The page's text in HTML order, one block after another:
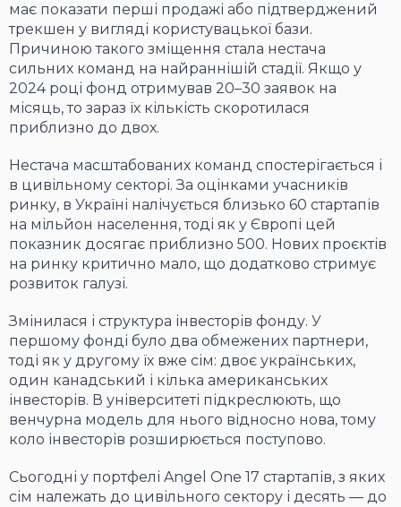
має показати перші продажі або підтверджений
трекшен у вигляді користувацької бази.
Причиною такого зміщення стала нестача
сильних команд на найраннішій стадії. Якщо у
2024 році фонд отримував 20–30 заявок на
місяць, то зараз їх кількість скоротилася
приблизно до двох.
Нестача масштабованих команд спостерігається і
в цивільному секторі. За оцінками учасників
ринку, в Україні налічується близько 60 стартапів
на мільйон населення, тоді як у Європі цей
показник досягає приблизно 500. Нових проєктів
на ринку критично мало, що додатково стримує
розвиток галузі.
Змінилася і структура інвесторів фонду. У
першому фонді було два обмежених партнери,
тоді як у другому їх вже сім: двоє українських,
один канадський і кілька американських
інвесторів. В університеті підкреслюють, що
венчурна модель для нього відносно нова, тому
коло інвесторів розширюється поступово.
Сьогодні у портфелі Angel One 17 стартапів, з яких
сім належать до цивільного сектору і десять — до